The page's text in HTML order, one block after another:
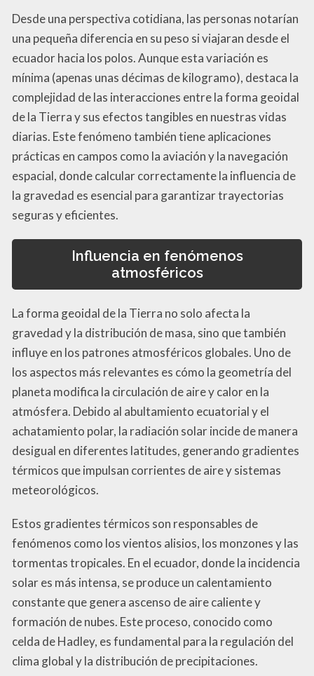
Desde una perspectiva cotidiana, las personas notarían
una pequeña diferencia en su peso si viajaran desde el
ecuador hacia los polos. Aunque esta variación es
mínima (apenas unas décimas de kilogramo), destaca la
complejidad de las interacciones entre la forma geoidal
de la Tierra y sus efectos tangibles en nuestras vidas
diarias. Este fenómeno también tiene aplicaciones
prácticas en campos como la aviación y la navegación
espacial, donde calcular correctamente la influencia de
la gravedad es esencial para garantizar trayectorias
seguras y eficientes.
Influencia en fenómenos
atmosféricos
La forma geoidal de la Tierra no solo afecta la
gravedad y la distribución de masa, sino que también
influye en los patrones atmosféricos globales. Uno de
los aspectos más relevantes es cómo la geometría del
planeta modifica la circulación de aire y calor en la
atmósfera. Debido al abultamiento ecuatorial y el
achatamiento polar, la radiación solar incide de manera
desigual en diferentes latitudes, generando gradientes
térmicos que impulsan corrientes de aire y sistemas
meteorológicos.
Estos gradientes térmicos son responsables de
fenómenos como los vientos alisios, los monzones y las
tormentas tropicales. En el ecuador, donde la incidencia
solar es más intensa, se produce un calentamiento
constante que genera ascenso de aire caliente y
formación de nubes. Este proceso, conocido como
celda de Hadley, es fundamental para la regulación del
clima global y la distribución de precipitaciones.